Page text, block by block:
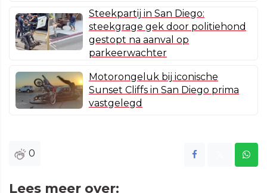
Steekpartij in San Diego:
steekgrage gek door politiehond
gestopt na aanval op
parkeerwachter
Motorongeluk bij iconische
Sunset Cliffs in San Diego prima
vastgelegd
0
Lees meer over: